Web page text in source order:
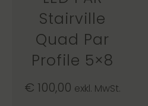
Stairville
Quad Par
Profile 5×8
€ 100,00 exkl. MwSt.